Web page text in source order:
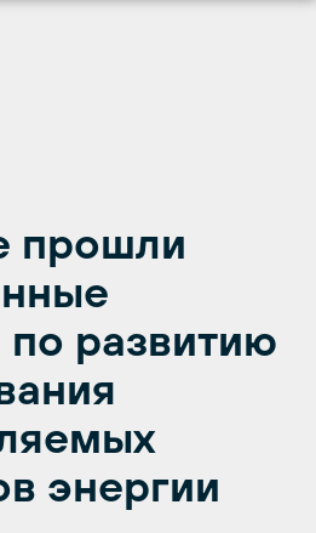
прошли
развитию
энергии